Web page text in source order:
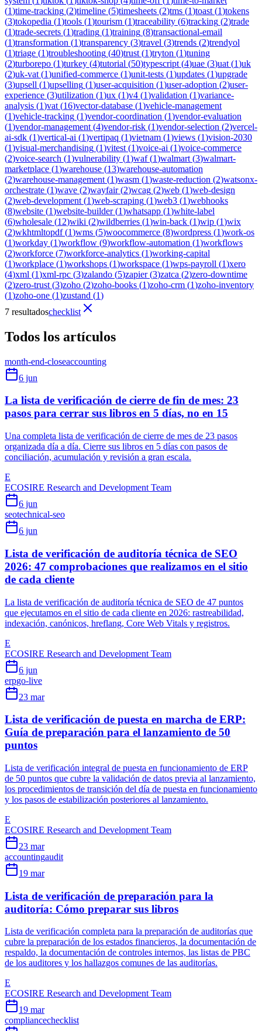
(1)time-tracking (2)timeline (5)timesheets (2)tms (1)toast (1)tokens
(3)tokopedia (1)tools (1)tourism (1)traceability (6)tracking (2)trade
(1)trade-secrets (1)trading (1)training (8)transactional-email
(1)transformation (1)transparency (3)travel (3)trends (2)trendyol
(1)triage (1)troubleshooting (40)trust (1)tryton (1)tuning
(2)turborepo (1)turkey (4)tutorial (50)typescript (4)uae (3)uat (1)uk
(2)uk-vat (1)unified-commerce (1)unit-tests (1)updates (1)upgrade
(3)upsell (1)upselling (1)user-acquisition (1)user-adoption (2)user-
experience (3)utilization (1)ux (1)v4 (1)validation (1)variance-
analysis (1)vat (16)vector-database (1)vehicle-management
(1)vehicle-tracking (1)vendor-coordination (1)vendor-evaluation
(1)vendor-management (4)vendor-risk (1)vendor-selection (2)vercel-
ai-sdk (1)vertical-ai (1)vertipaq (1)vietnam (1)views (1)vision-2030
(1)visual-merchandising (1)vitest (1)voice-ai (1)voice-commerce
(2)voice-search (1)vulnerability (1)waf(1)walmart (3)walmart-
marketplace (1)warehouse (13)warehouse-automation
(2)warehouse-management (1)wasm (1)waste-reduction (2)watsonx-
orchestrate (1)wave (2)wayfair(2)wcag (2)web (1)web-design
(2)web-development (1)web-scraping (1)web3 (1)webhooks
(8)website (1)website-builder(1)whatsapp (1)white-label
(6)wholesale (12)wiki (2)wildberries (1)win-back (1)wip (1)wix
(2)wkhtmltopdf(1)wms (5)woocommerce (8)wordpress (1)work-os
(1)workday (1)workflow (9)workflow-automation (1)workflows
(2)workforce (7)workforce-analytics (1)working-capital
(1)workplace (1)workshops (1)workspace (1)wps-payroll (1)xero
(4)xml (1)xml-rpc (3)zalando (5)zapier(3)zatca (2)zero-downtime
(2)zero-trust (3)zoho (2)zoho-books (1)zoho-crm (1)zoho-inventory
(1)zoho-one (1)zustand (1)
7 resultadoschecklist
Todos los artículos
month-end-closeaccounting
6 jun
La lista de verificación de cierre de fin de mes: 23
pasos para cerrar sus libros en 5 días, no en 15
Una completa lista de verificación de cierre de mes de 23 pasos
organizada día a día. Cierre sus libros en 5 días con pasos de
conciliación, acumulación y revisión a gran escala.
E
ECOSIRE Research and Development Team
6 jun
seotechnical-seo
6 jun
Lista de verificación de auditoría técnica de SEO
2026: 47 comprobaciones que realizamos en el sitio
de cada cliente
La lista de verificación de auditoría técnica de SEO de 47 puntos
que ejecutamos en el sitio de cada cliente en 2026: rastreabilidad,
indexación, canónicos, hreflang, Core Web Vitals y registros.
E
ECOSIRE Research and Development Team
6 jun
erpgo-live
23 mar
Lista de verificación de puesta en marcha de ERP:
Guía de preparación para el lanzamiento de 50
puntos
Lista de verificación integral de puesta en funcionamiento de ERP
de 50 puntos que cubre la validación de datos previa al lanzamiento,
los procedimientos de transición del día de puesta en funcionamiento
y los pasos de estabilización posteriores al lanzamiento.
E
ECOSIRE Research and Development Team
23 mar
accountingaudit
19 mar
Lista de verificación de preparación para la
auditoría: Cómo preparar sus libros
Lista de verificación completa para la preparación de auditorías que
cubre la preparación de los estados financieros, la documentación de
respaldo, la documentación de controles internos, las listas de PBC
de los auditores y los hallazgos comunes de las auditorías.
E
ECOSIRE Research and Development Team
19 mar
compliancechecklist